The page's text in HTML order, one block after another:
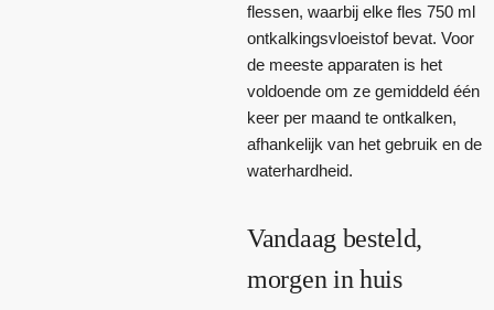
flessen, waarbij elke fles 750 ml
ontkalkingsvloeistof bevat. Voor
de meeste apparaten is het
voldoende om ze gemiddeld één
keer per maand te ontkalken,
afhankelijk van het gebruik en de
waterhardheid.
Vandaag besteld,
morgen in huis